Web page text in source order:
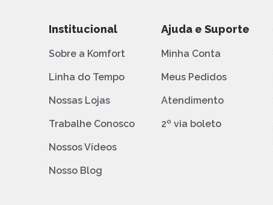
Institucional
Sobre a Komfort
Linha do Tempo
Nossas Lojas
Trabalhe Conosco
Nossos Vídeos
Nosso Blog
Ajuda e Suporte
Minha Conta
Meus Pedidos
Atendimento
2º via boleto